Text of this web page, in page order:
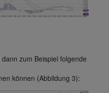
zum Beispiel folgende
können (Abbildung 3):